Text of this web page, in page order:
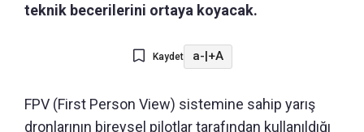
teknik becerilerini ortaya koyacak.
Kaydet a-|+A
FPV (First Person View) sistemine sahip yarış
dronlarının bireysel pilotlar tarafından kullanıldığı